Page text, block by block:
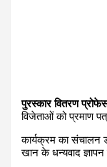
पुरस्कार वितरण
विजेताओं को प्रमाण
कार्यक्रम का संचालन
खान के धन्यवाद